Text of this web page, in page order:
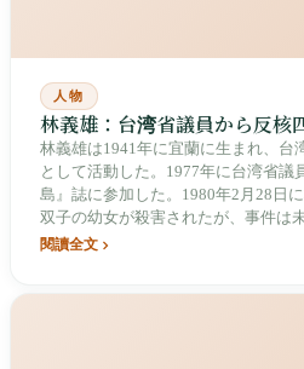
人物
林義雄：台湾省議員から反核
林義雄は1941年に宜蘭に生まれ、台
として活動した。1977年に台湾省議
島』誌に参加した。1980年2月28日
双子の幼女が殺害されたが、事件は
年に出獄後、ハーバード大学ケネデ
閱讀全文